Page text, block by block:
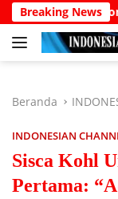
Langsung
ke
konten
Breaking News
Bali Airport to
Beranda
INDONESIAN
Sisca Kohl
Pertama: